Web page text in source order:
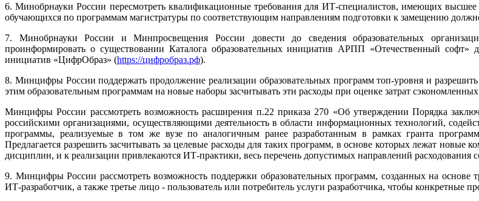
6. Минобрнауки России пересмотреть квалификационные требования для ИТ-специалистов, имеющих
обучающихся по программам магистратуры по соответствующим направлениям подготовки к замещению
7. Минобрнауки России и Минпросвещения России довести до сведения образовательных
проинформировать о существовании Каталога образовательных инициатив АРПП «Отечественный софт»
инициатив «ЦифрОбраз» (https://цифробраз.рф).
8. Минцифры России поддержать продолжение реализации образовательных программ топ-уровня и
этим образовательным программам на новые наборы засчитывать эти расходы при оценке затрат
Минцифры России рассмотреть возможность расширения п.22 приказа 270 «Об утверждении Порядка
российскими организациями, осуществляющими деятельность в области информационных технологий,
программы, реализуемые в том же вузе по аналогичным ранее разработанным в рамках гранта
Предлагается разрешить засчитывать за целевые расходы для таких программ, в основе которых лежат новые
дисциплин, и к реализации привлекаются ИТ-практики, весь перечень допустимых направлений расходования
9. Минцифры России рассмотреть возможность поддержки образовательных программ, созданных на основе
ИТ-разработчик, а также третье лицо - пользователь или потребитель услуги разработчика, чтобы конкретные